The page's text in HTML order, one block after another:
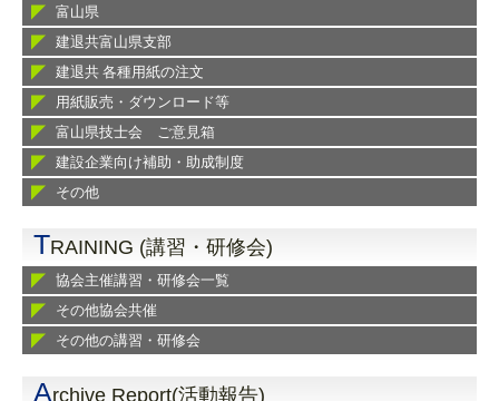
富山県
建退共富山県支部
建退共 各種用紙の注文
用紙販売・ダウンロード等
富山県技士会 ご意見箱
建設企業向け補助・助成制度
その他
TRAINING (講習・研修会)
協会主催講習・研修会一覧
その他協会共催
その他の講習・研修会
Archive Report(活動報告)